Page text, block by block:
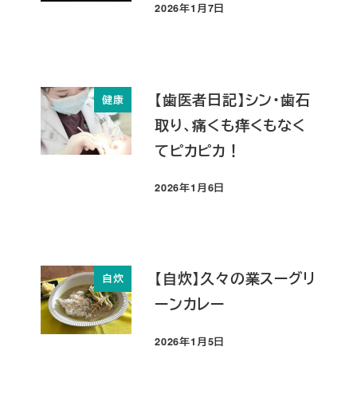
投稿日
2026年1月7日
健康
【歯医者日記】シン・歯石
取り、痛くも痒くもなく
てピカピカ！
投稿日
2026年1月6日
自炊
【自炊】久々の業スーグリ
ーンカレー
投稿日
2026年1月5日